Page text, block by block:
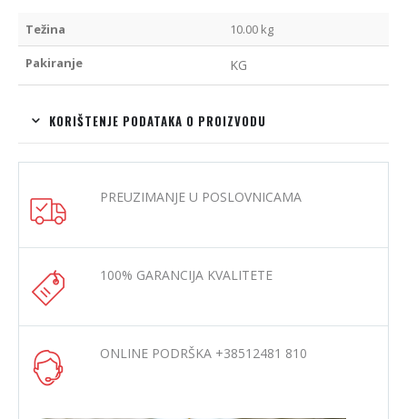
Težina 10.00 kg
Pakiranje KG
KORIŠTENJE PODATAKA O PROIZVODU
PREUZIMANJE U POSLOVNICAMA
100% GARANCIJA KVALITETE
ONLINE PODRŠKA +38512481 810